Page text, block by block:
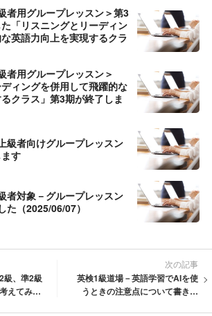
者用グループレッスン＞第3
「リスニングとリーディン
英語力向上を実現するクラ
者用グループレッスン＞
ディングを併用して飛躍的な
クラス」第3期が終了しま
級者向けグループレッスン
す
者対象－グループレッスン
た（2025/06/07）
級、準2級
えてみま
次の記事
英検1級道場－英語学習でAIを使
うときの注意点について書きま